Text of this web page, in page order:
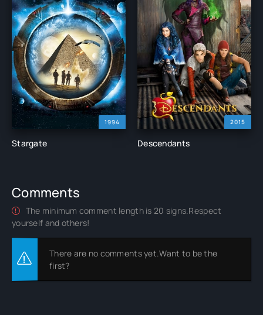
1994
Stargate
2015
Descendants
Comments
The minimum comment length is 20 signs.Respect
yourself and others!
There are no comments yet.Want to be the
first?